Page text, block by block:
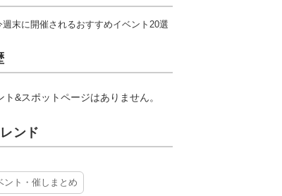
週末に開催されるおすすめイベント20選
&スポットページはありません。
ンド
ント・催しまとめ